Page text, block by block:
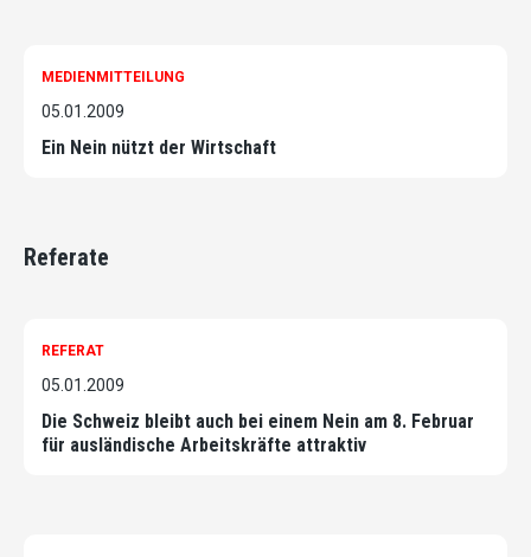
MEDIENMITTEILUNG
05.01.2009
Ein Nein nützt der Wirtschaft
Referate
REFERAT
05.01.2009
Die Schweiz bleibt auch bei einem Nein am 8. Februar
für ausländische Arbeitskräfte attraktiv